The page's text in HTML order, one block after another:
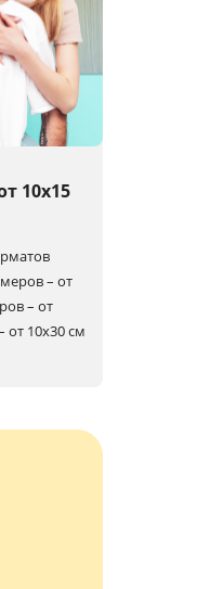
10х15
– от
– от
от 10х30 см